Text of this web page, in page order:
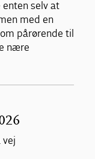
selv at
med en
pårørende til
nære